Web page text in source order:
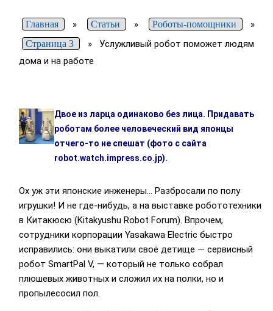
Главная » Статьи » Роботы-помощники »
Страница 3 » Услужливый робот поможет людям
дома и на работе
Двое из ларца одинаково без лица. Придавать
роботам более человеческий вид японцы
отчего-то не спешат (фото с сайта
robot.watch.impress.co.jp).
Ох уж эти японские инженеры… Разбросали по полу
игрушки! И не где-нибудь, а на выставке робототехники
в Китакюсю (Kitakyushu Robot Forum). Впрочем,
сотрудники корпорации Yasakawa Electric быстро
исправились: они выкатили своё детище — сервисный
робот SmartPal V, — который не только собрал
плюшевых животных и сложил их на полки, но и
пропылесосил пол.